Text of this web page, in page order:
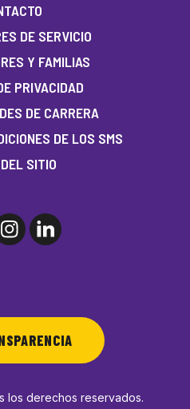
DE SERVICIO
Y FAMILIAS
PRIVACIDAD
DE CARRERA
DE LOS SMS
SITIO
los derechos reservados.